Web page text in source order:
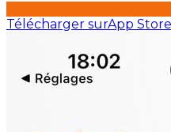
Télécharger surApp Store